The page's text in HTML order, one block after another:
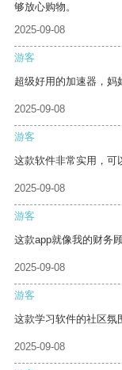
够放心购物。
2025-09-08
游客
超级好用的加速器，妈
2025-09-08
游客
这款软件非常实用，可
2025-09-08
游客
这款app就像我的财务
2025-09-08
游客
这款学习软件的社区氛
2025-09-08